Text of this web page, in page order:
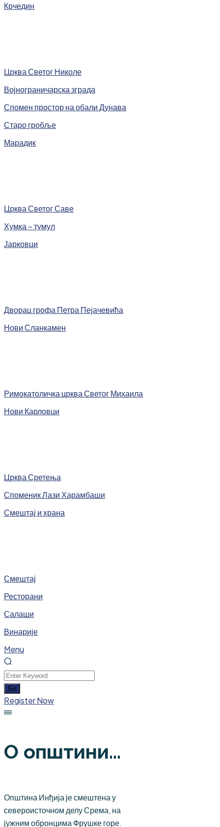
Крчедин
Црква Светог Николе
Војнограничарска зграда
Спомен простор на обали Дунава
Старо гробље
Марадик
Црква Светог Саве
Хумка – тумул
Јарковци
Дворац грофа Петра Пејачевића
Нови Сланкамен
Римокатоличка црква Светог Михаила
Нови Карловци
Црква Сретења
Споменик Лази Харамбаши
Смештај и храна
Смештај
Ресторани
Салаши
Винарије
Menu
Register Now
О општини...
Општина Инђија је смештена у
североисточном делу Срема, на
јужним обронцима Фрушке горе.